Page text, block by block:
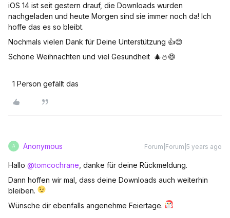
iOS 14 ist seit gestern drauf, die Downloads wurden
nachgeladen und heute Morgen sind sie immer noch da! Ich
hoffe das es so bleibt.
Nochmals vielen Dank für Deine Unterstützung 👍😊
Schöne Weihnachten und viel Gesundheit 🎄⛄️😷
1 Person gefällt das
A Anonymous Forum|Forum|5 years ago
Hallo @tomcochrane , danke für deine Rückmeldung.
Dann hoffen wir mal, dass deine Downloads auch weiterhin
bleiben.
Wünsche dir ebenfalls angenehme Feiertage.